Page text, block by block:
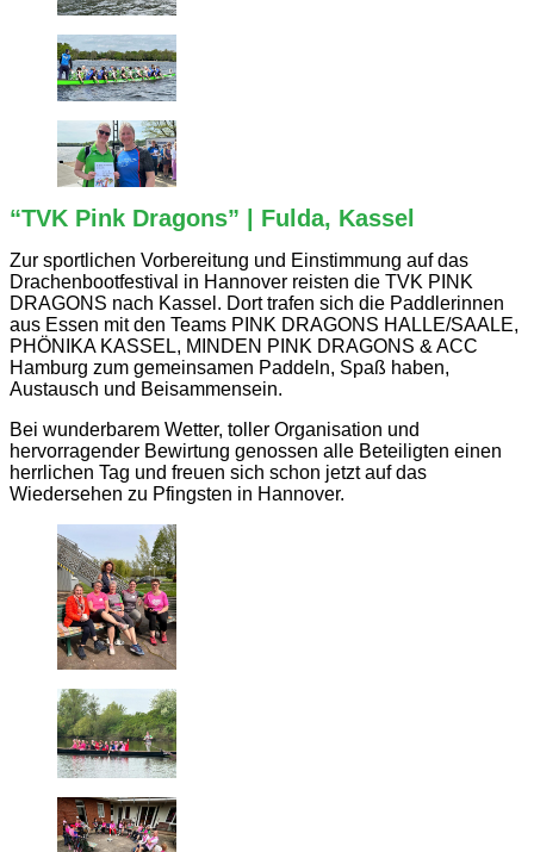
“TVK Pink Dragons” | Fulda, Kassel
Zur sportlichen Vorbereitung und Einstimmung auf das
Drachenbootfestival in Hannover reisten die TVK PINK
DRAGONS nach Kassel. Dort trafen sich die Paddlerinnen
aus Essen mit den Teams PINK DRAGONS HALLE/SAALE,
PHÖNIKA KASSEL, MINDEN PINK DRAGONS & ACC
Hamburg zum gemeinsamen Paddeln, Spaß haben,
Austausch und Beisammensein.
Bei wunderbarem Wetter, toller Organisation und
hervorragender Bewirtung genossen alle Beteiligten einen
herrlichen Tag und freuen sich schon jetzt auf das
Wiedersehen zu Pfingsten in Hannover.